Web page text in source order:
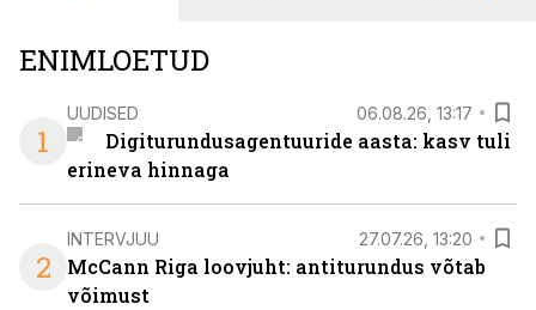
ENIMLOETUD
1
UUDISED 06.08.26, 13:17
Digiturundusagentuuride aasta: kasv tuli
erineva hinnaga
2
INTERVJUU 27.07.26, 13:20
McCann Riga loovjuht: antiturundus võtab
võimust